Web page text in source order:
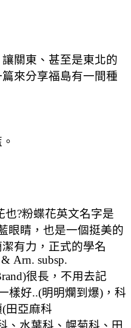
關東、甚至是東北的
來分享福島有一間種
?粉蝶花英文名字是
眼睛，也是一個挺美的
有力，正式的學名
Arn. subsp.
很長，不用去記
樣好..(明明爛到爆)，科
(田亞麻科
、水葉科、幌菊科、田